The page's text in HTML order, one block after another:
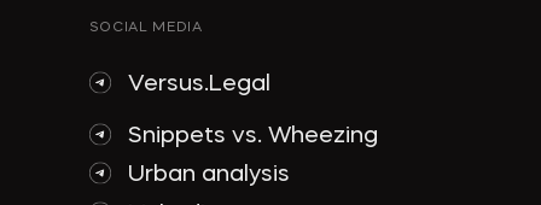
SOCIAL MEDIA
Versus.Legal
Snippets vs. Wheezing
Urban analysis